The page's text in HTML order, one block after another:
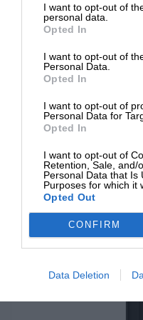
I want to opt-out of
personal data.
Opted In
I want to opt-out of
Personal Data.
Opted In
I want to opt-out of
Personal Data for
Opted In
I want to opt-out of
Retention, Sale, and/
Personal Data that Is
Purposes for which it
Opted Out
CONFIRM
Data Deletion
Komputery HP Pro
ergonomiczny design,
umożliwiając łatwe
minimalizując bałagan
HP Pro oferują solidną
procesorom (często
szybkim dyskom SSD,
i szybkie uruchamianie
Te komputery są
zapewniające
zabezpieczenia przed
papilarnych, kamery z